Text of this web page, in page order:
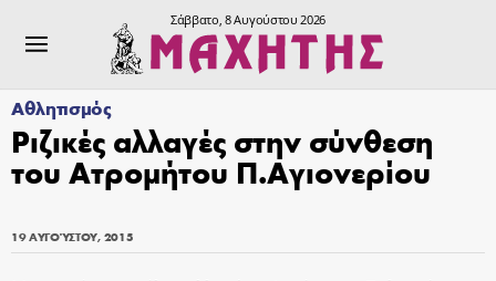
Σάββατο, 8 Αυγούστου 2026
Αθλητισμός
Ριζικές αλλαγές στην σύνθεση
του Ατρομήτου Π.Αγιονερίου
19 ΑΥΓΟΎΣΤΟΥ, 2015